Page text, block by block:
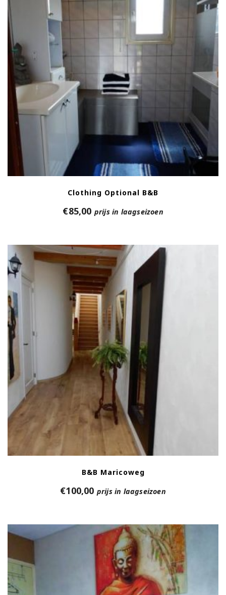
Clothing Optional B&B
€85,00 prijs in laagseizoen
B&B Maricoweg
€100,00 prijs in laagseizoen